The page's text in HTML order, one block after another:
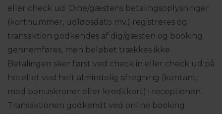
eller check ud: Dine/gæstens betalingsoplysninger
(kortnummer, udløbsdato mv.) registreres og
transaktion godkendes af dig/gæsten og booking
gennemføres, men beløbet trækkes ikke.
Betalingen sker først ved check in eller check ud på
hotellet ved helt almindelig afregning (kontant,
med bonuskroner eller kreditkort) i receptionen.
Transaktionen godkendt ved online booking